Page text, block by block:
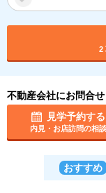
2
不動産会社にお問合せ
見学予約する
内見・お店訪問の相談
おすすめ